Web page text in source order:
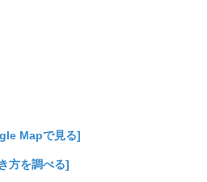
Mapで見る]
方を調べる]